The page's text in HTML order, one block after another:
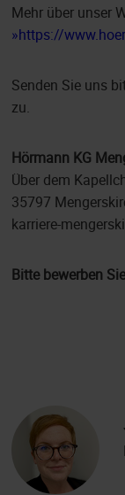
Mehr über unser
https://
Senden Sie uns
zu.
Hörmann KG
Über dem
35797
karriere-
Bitte bewerben